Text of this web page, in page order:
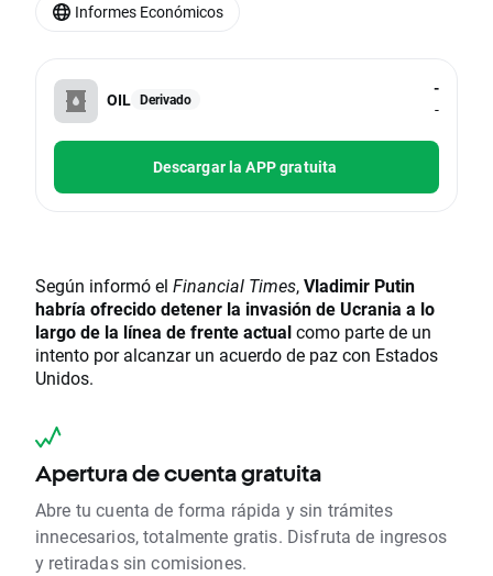
OIL Derivado
-
-
Descargar la APP gratuita
Según informó el Financial Times,Vladimir Putin
habría ofrecido detener la invasión de Ucrania a lo
largo de la línea de frente actualcomo parte de un
intento por alcanzar un acuerdo de paz con Estados
Unidos.
Apertura de cuenta gratuita
Abre tu cuenta de forma rápida y sin trámites
innecesarios, totalmente gratis. Disfruta de ingresos
y retiradas sin comisiones.
Informes Económicos